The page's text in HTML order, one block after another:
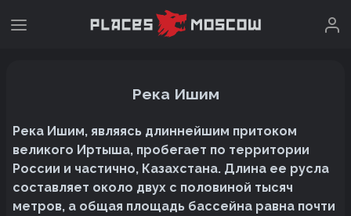
Река Ишим
Река Ишим, являясь длиннейшим притоком
великого Иртыша, пробегает по территории
России и частично, Казахстана. Длина ее русла
составляет около двух с половиной тысяч
метров, а общая площадь бассейна равна почти